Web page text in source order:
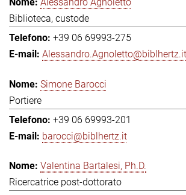
Alessandro Agnoletto
Biblioteca, custode
+39 06 69993-275
Alessandro.Agnoletto@biblhertz.it
Simone Barocci
Portiere
+39 06 69993-201
barocci@biblhertz.it
Valentina Bartalesi, Ph.D.
Ricercatrice post-dottorato